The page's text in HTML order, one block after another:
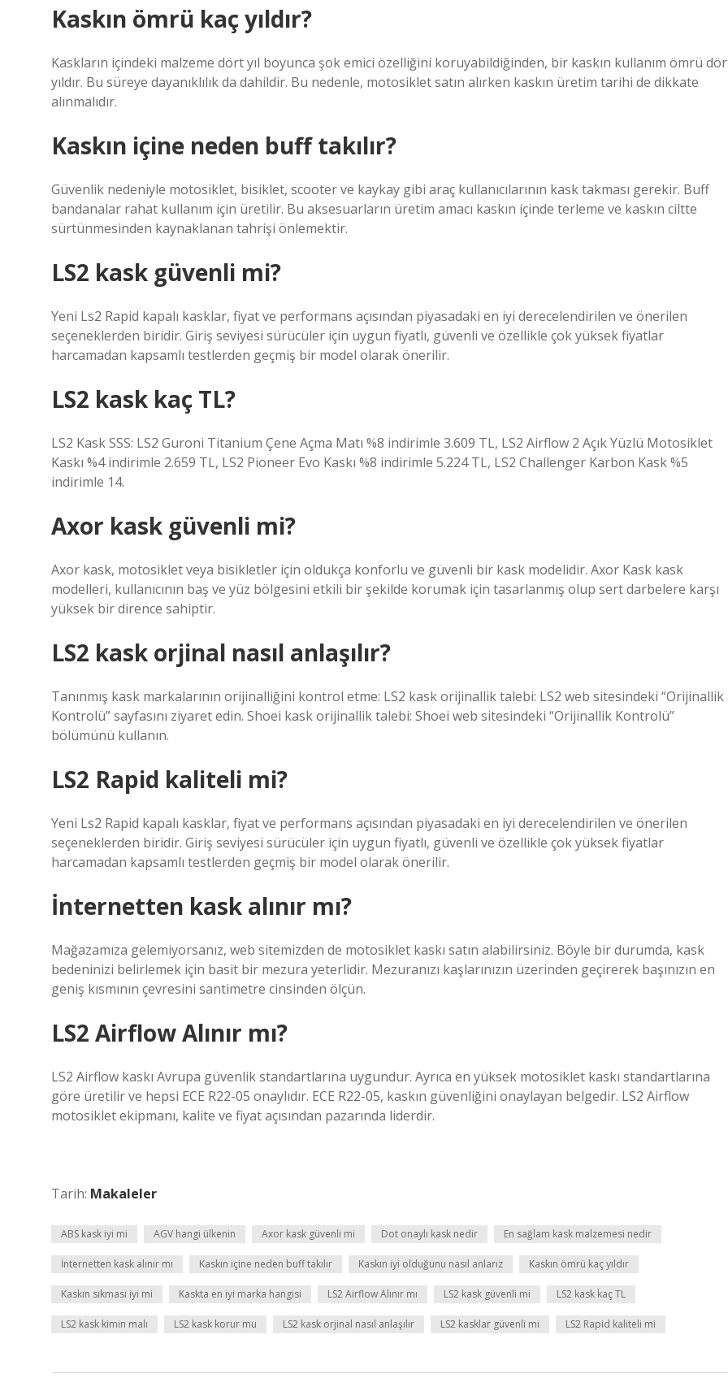
Kaskın ömrü kaç yıldır?
Kaskların içindeki malzeme dört yıl boyunca şok emici özelliğini koruyabildiğinden, bir kaskın kullanım ömrü
yıldır. Bu süreye dayanıklılık da dahildir. Bu nedenle, motosiklet satın alırken kaskın üretim tarihi de dikkate
alınmalıdır.
Kaskın içine neden buff takılır?
Güvenlik nedeniyle motosiklet, bisiklet, scooter ve kaykay gibi araç kullanıcılarının kask takması gerekir. Buff
bandanalar rahat kullanım için üretilir. Bu aksesuarların üretim amacı kaskın içinde terleme ve kaskın ciltte
sürtünmesinden kaynaklanan tahrişi önlemektir.
LS2 kask güvenli mi?
Yeni Ls2 Rapid kapalı kasklar, fiyat ve performans açısından piyasadaki en iyi derecelendirilen ve önerilen
seçeneklerden biridir. Giriş seviyesi sürücüler için uygun fiyatlı, güvenli ve özellikle çok yüksek fiyatlar
harcamadan kapsamlı testlerden geçmiş bir model olarak önerilir.
LS2 kask kaç TL?
LS2 Kask SSS: LS2 Guroni Titanium Çene Açma Matı %8 indirimle 3.609 TL, LS2 Airflow 2 Açık Yüzlü Motosiklet
Kaskı %4 indirimle 2.659 TL, LS2 Pioneer Evo Kaskı %8 indirimle 5.224 TL, LS2 Challenger Karbon Kask %5
indirimle 14.
Axor kask güvenli mi?
Axor kask, motosiklet veya bisikletler için oldukça konforlu ve güvenli bir kask modelidir. Axor Kask kask
modelleri, kullanıcının baş ve yüz bölgesini etkili bir şekilde korumak için tasarlanmış olup sert darbelere karşı
yüksek bir dirence sahiptir.
LS2 kask orjinal nasıl anlaşılır?
Tanınmış kask markalarının orijinalliğini kontrol etme: LS2 kask orijinallik talebi: LS2 web sitesindeki “Orijinallik
Kontrolü” sayfasını ziyaret edin. Shoei kask orijinallik talebi: Shoei web sitesindeki “Orijinallik Kontrolü”
bölümünü kullanın.
LS2 Rapid kaliteli mi?
Yeni Ls2 Rapid kapalı kasklar, fiyat ve performans açısından piyasadaki en iyi derecelendirilen ve önerilen
seçeneklerden biridir. Giriş seviyesi sürücüler için uygun fiyatlı, güvenli ve özellikle çok yüksek fiyatlar
harcamadan kapsamlı testlerden geçmiş bir model olarak önerilir.
İnternetten kask alınır mı?
Mağazamıza gelemiyorsanız, web sitemizden de motosiklet kaskı satın alabilirsiniz. Böyle bir durumda, kask
bedeninizi belirlemek için basit bir mezura yeterlidir. Mezuranızı kaşlarınızın üzerinden geçirerek başınızın en
geniş kısmının çevresini santimetre cinsinden ölçün.
LS2 Airflow Alınır mı?
LS2 Airflow kaskı Avrupa güvenlik standartlarına uygundur. Ayrıca en yüksek motosiklet kaskı standartlarına
göre üretilir ve hepsi ECE R22-05 onaylıdır. ECE R22-05, kaskın güvenliğini onaylayan belgedir. LS2 Airflow
motosiklet ekipmanı, kalite ve fiyat açısından pazarında liderdir.
Tarih: Makaleler
ABS kask iyi mi AGV hangi ülkenin Axor kask güvenli mi Dot onaylı kask nedir En sağlam kask malzemesi nedir
İnternetten kask alınır mı Kaskın içine neden buff takılır Kaskın iyi olduğunu nasıl anlarız Kaskın ömrü kaç yıldır
Kaskın sıkması iyi mi Kaskta en iyi marka hangisi LS2 Airflow Alınır mı LS2 kask güvenli mi LS2 kask kaç TL
LS2 kask kimin malı LS2 kask korur mu LS2 kask orjinal nasıl anlaşılır LS2 kasklar güvenli mi LS2 Rapid kaliteli mi